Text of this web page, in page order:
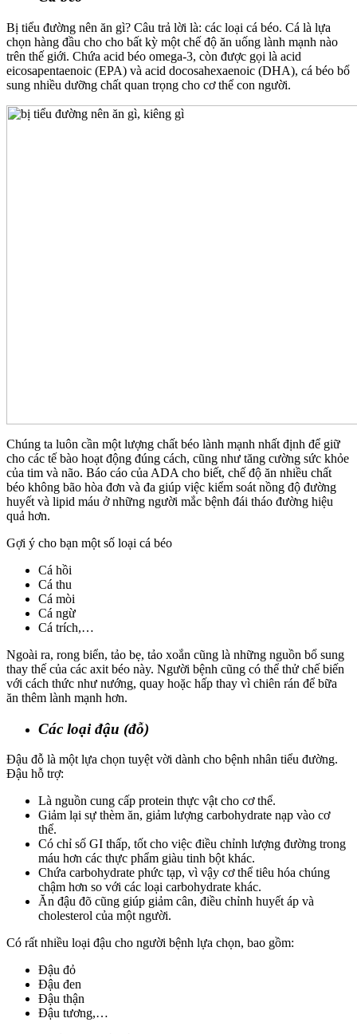
Bị tiểu đường nên ăn gì? Câu trả lời là: các loại cá béo. Cá là lựa
chọn hàng đầu cho cho bất kỳ một chế độ ăn uống lành mạnh nào
trên thế giới. Chứa acid béo omega-3, còn được gọi là acid
eicosapentaenoic (EPA) và acid docosahexaenoic (DHA), cá béo bổ
sung nhiều dưỡng chất quan trọng cho cơ thể con người.
Chúng ta luôn cần một lượng chất béo lành mạnh nhất định để giữ
cho các tế bào hoạt động đúng cách, cũng như tăng cường sức khỏe
của tim và não. Báo cáo của ADA cho biết, chế độ ăn nhiều chất
béo không bão hòa đơn và đa giúp việc kiểm soát nồng độ đường
huyết và lipid máu ở những người mắc bệnh đái tháo đường hiệu
quả hơn.
Gợi ý cho bạn một số loại cá béo
Cá hồi
Cá thu
Cá mòi
Cá ngừ
Cá trích,…
Ngoài ra, rong biển, tảo bẹ, tảo xoắn cũng là những nguồn bổ sung
thay thế của các axit béo này. Người bệnh cũng có thể thử chế biến
với cách thức như nướng, quay hoặc hấp thay vì chiên rán để bữa
ăn thêm lành mạnh hơn.
Các loại đậu (đỗ)
Đậu đỗ là một lựa chọn tuyệt vời dành cho bệnh nhân tiểu đường.
Đậu hỗ trợ:
Là nguồn cung cấp protein thực vật cho cơ thể.
Giảm lại sự thèm ăn, giảm lượng carbohydrate nạp vào cơ
thể.
Có chỉ số GI thấp, tốt cho việc điều chỉnh lượng đường trong
máu hơn các thực phẩm giàu tinh bột khác.
Chứa carbohydrate phức tạp, vì vậy cơ thể tiêu hóa chúng
chậm hơn so với các loại carbohydrate khác.
Ăn đậu đõ cũng giúp giảm cân, điều chỉnh huyết áp và
cholesterol của một người.
Có rất nhiều loại đậu cho người bệnh lựa chọn, bao gồm:
Đậu đỏ
Đậu đen
Đậu thận
Đậu tương,…